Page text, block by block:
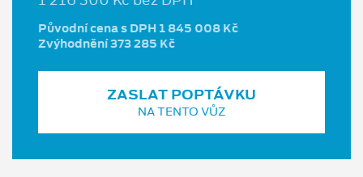
Původní cena s DPH 1 845 008 Kč
Zvýhodnění 373 285 Kč
ZASLAT POPTÁVKU
NA TENTO VŮZ